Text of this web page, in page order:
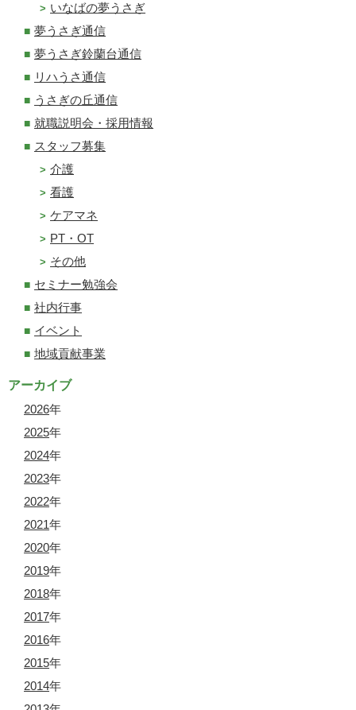
いなばの夢うさぎ
夢うさぎ通信
夢うさぎ鈴蘭台通信
リハうさ通信
うさぎの丘通信
就職説明会・採用情報
スタッフ募集
介護
看護
ケアマネ
PT・OT
その他
セミナー勉強会
社内行事
イベント
地域貢献事業
アーカイブ
2026年
2025年
2024年
2023年
2022年
2021年
2020年
2019年
2018年
2017年
2016年
2015年
2014年